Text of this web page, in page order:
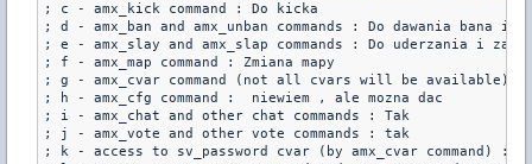
; c - amx_kick command : Do kicka
; d - amx_ban and amx_unban commands : Do dawania bana i
; e - amx_slay and amx_slap commands : Do uderzania i
; f - amx_map command : Zmiana mapy
; g - amx_cvar command (not all cvars will be available) :
; h - amx_cfg command :  niewiem , ale mozna dac
; i - amx_chat and other chat commands : Tak
; j - amx_vote and other vote commands : tak
; k - access to sv_password cvar (by amx_cvar command) :